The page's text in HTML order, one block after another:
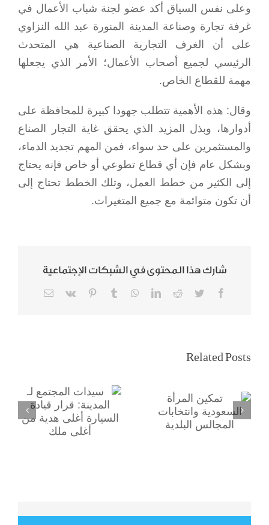
وعلى نفس السياق أكد عضو لجنة شباب الأعمال في
غرفة تجارة وصناعة المدينة المنورة عبد الله النزاوي
على أن الغرف التجارية الصناعية هي المتحدث
الرئيسي لجميع أصحاب الأعمال؛ الأمر الذي يجعلها
مهمة للقطاع الخاص.
وقال: هذه الأهمية تتطلب جهودا كبيرة للمحافظة على
أدوارها، وبذل المزيد الذي يحقق غاية التجار الصناع
والمستثمرين على حد سواء، فمن المهم تجديد الدماء،
وبشكل عام فإن أي قطاع تطوعي أو خاص فإنه يحتاج
إلى الكثير من خطط العمل، وتلك الخطط تحتاج إلى
أن تكون متوائمة مع جميع المتغيرات.
شارك هذا المحتوى في الشبكات الإجتماعية
Facebook
Twitter
Reddit
LinkedIn
WhatsApp
Tumblr
Pinterest
Vk
Email
Related Posts
من أغلى ملك
تمكين المرأة
وانتخابات
المجالس البلدية